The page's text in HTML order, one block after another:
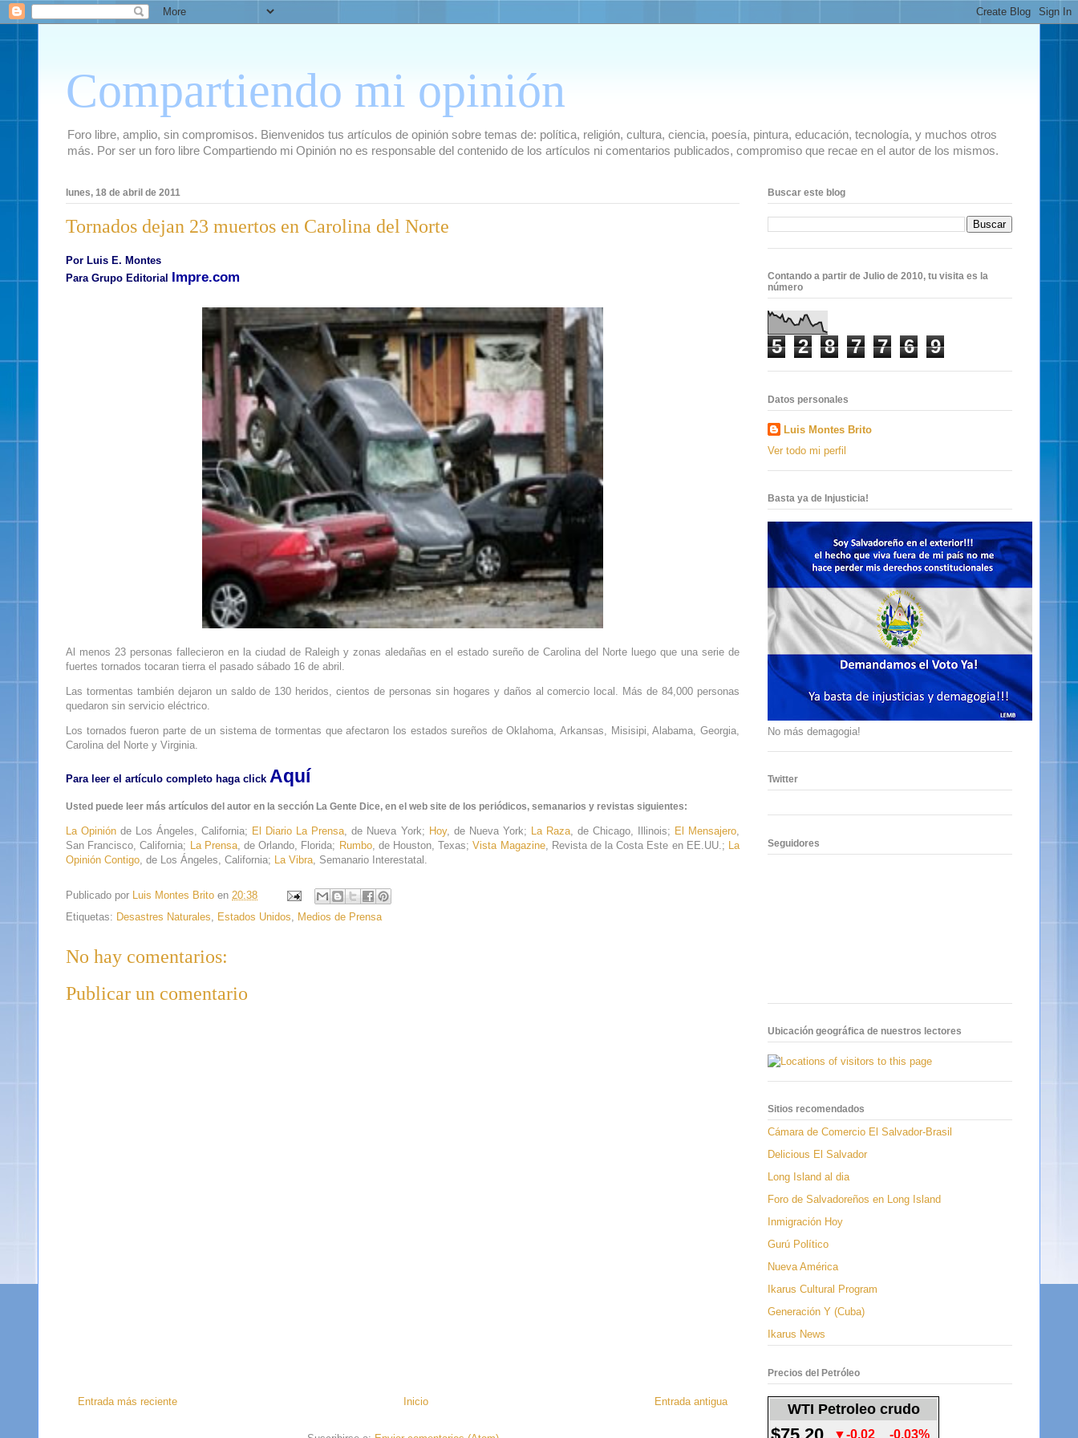
Compartiendo mi opinión
Foro libre, amplio, sin compromisos. Bienvenidos tus artículos de opinión sobre temas de: política, religión, cultura, ciencia, poesía, pintura, educación, tecnología, y muchos otros
más. Por ser un foro libre Compartiendo mi Opinión no es responsable del contenido de los artículos ni comentarios publicados, compromiso que recae en el autor de los mismos.
lunes, 18 de abril de 2011
Tornados dejan 23 muertos en Carolina del Norte
Por Luis E. Montes
Para Grupo Editorial Impre.com
Al menos 23 personas fallecieron en la ciudad de Raleigh y zonas aledañas en el estado sureño de Carolina del Norte luego que una serie de
fuertes tornados tocaran tierra el pasado sábado 16 de abril.
Las tormentas también dejaron un saldo de 130 heridos, cientos de personas sin hogares y daños al comercio local. Más de 84,000 personas
quedaron sin servicio eléctrico.
Los tornados fueron parte de un sistema de tormentas que afectaron los estados sureños de Oklahoma, Arkansas, Misisipi, Alabama, Georgia,
Carolina del Norte y Virginia.
Para leer el artículo completo haga click Aquí
Usted puede leer más artículos del autor en la sección La Gente Dice, en el web site de los periódicos, semanarios y revistas siguientes:
La Opinión de Los Ángeles, California; El Diario La Prensa , de Nueva York; Hoy, de Nueva York; La Raza, de Chicago, Illinois; El Mensajero
San Francisco, California; La Prensa, de Orlando, Florida; Rumbo, de Houston, Texas;Vista Magazine, Revista de la Costa Este en EE.UU.; La
Opinión Contigo , de Los Ángeles, California; La Vibra , Semanario Interestatal.
Publicado por Luis Montes Brito en 20:38
Etiquetas: Desastres Naturales Estados Unidos Medios de Prensa
No hay comentarios:
Publicar un comentario
Entrada más reciente Entrada antigua
Inicio
Buscar este blog
Contando a partir de Julio de 2010, tu visita es la
número
5 2 8 7 7 6 9
Datos personales
Luis Montes Brito
Ver todo mi perfil
Basta ya de Injusticia!
No más demagogia!
Twitter
Seguidores
Ubicación geográfica de nuestros lectores
Sitios recomendados
Cámara de Comercio El Salvador-Brasil
Delicious El Salvador
Long Island al dia
Foro de Salvadoreños en Long Island
Inmigración Hoy
Gurú Político
Nueva América
Ikarus Cultural Program
Generación Y (Cuba)
Ikarus News
Precios del Petróleo
WTI Petroleo crudo
▼-0.02 -0.03%